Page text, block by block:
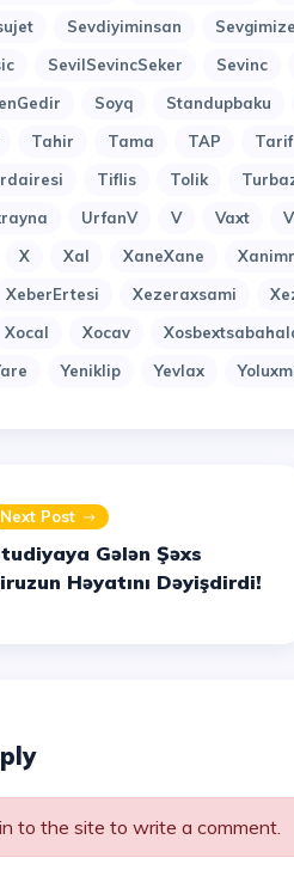
Sevdiyiminsan
SevilSevincSeker Sevinc
Soyq Standupbaku
Tahir Tama TAP Tarif
Tiflis Tolik
UrfanV V Vaxt
X Xal XaneXane
XeberErtesi Xezeraxsami
Xocal Xocav
Yeniklip Yevlax
Next Post
Gələn Şəxs
Həyatını Dəyişdirdi!
to the site to write a comment.